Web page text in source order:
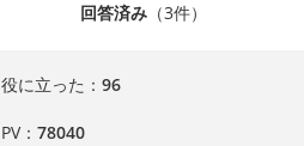
回答済み（3件）
役に立った： 96
PV： 78040